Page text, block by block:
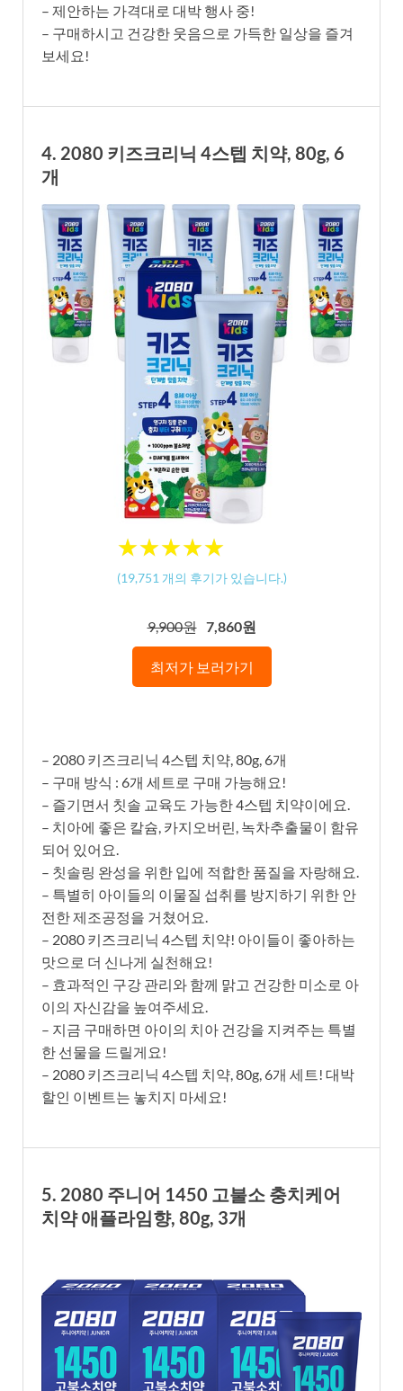
– 제안하는 가격대로 대박 행사 중!
– 구매하시고 건강한 웃음으로 가득한 일상을 즐겨
보세요!
4. 2080 키즈크리닉 4스텝 치약, 80g, 6
개
★★★★★
★★★★★
(19,751 개의 후기가 있습니다.)
9,900원 7,860원
최저가 보러가기
– 2080 키즈크리닉 4스텝 치약, 80g, 6개
– 구매 방식 : 6개 세트로 구매 가능해요!
– 즐기면서 칫솔 교육도 가능한 4스텝 치약이에요.
– 치아에 좋은 칼슘, 카지오버린, 녹차추출물이 함유
되어 있어요.
– 칫솔링 완성을 위한 입에 적합한 품질을 자랑해요.
– 특별히 아이들의 이물질 섭취를 방지하기 위한 안
전한 제조공정을 거쳤어요.
– 2080 키즈크리닉 4스텝 치약! 아이들이 좋아하는
맛으로 더 신나게 실천해요!
– 효과적인 구강 관리와 함께 맑고 건강한 미소로 아
이의 자신감을 높여주세요.
– 지금 구매하면 아이의 치아 건강을 지켜주는 특별
한 선물을 드릴게요!
– 2080 키즈크리닉 4스텝 치약, 80g, 6개 세트! 대박
할인 이벤트는 놓치지 마세요!
5. 2080 주니어 1450 고불소 충치케어
치약 애플라임향, 80g, 3개